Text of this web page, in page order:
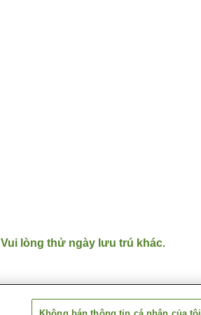
Vui lòng thử ngày lưu trú khác.
Không bán thông tin cá nhân của tôi